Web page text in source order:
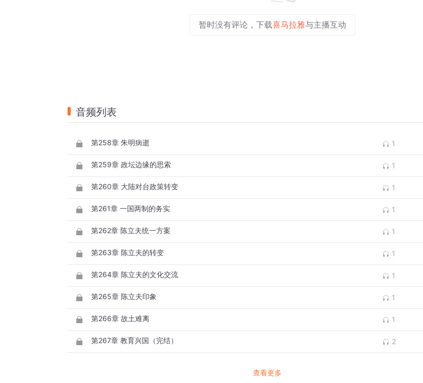
暂时没有评论，下载喜马拉雅与主播互动
音频列表
第258章 朱明病逝 1
第259章 政坛边缘的思索 1
第260章 大陆对台政策转变 1
第261章 一国两制的务实 1
第262章 陈立夫统一方案 1
第263章 陈立夫的转变 1
第264章 陈立夫的文化交流 1
第265章 陈立夫印象 1
第266章 故土难离 1
第267章 教育兴国（完结） 2
查看更多